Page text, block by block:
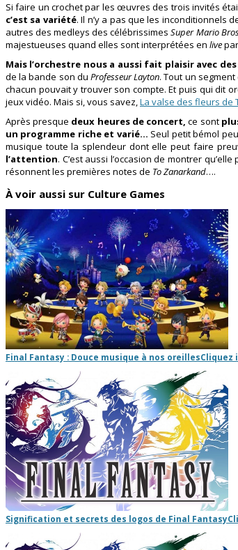
Si faire un crochet par les œuvres des trois invités
c’est sa variété. Il n’y a pas que les inconditionnels
autres des medleys des célébrissimes Super Mario
majestueuses quand elles sont interprétées en live
Mais l’orchestre nous a aussi fait plaisir avec
de la bande son duProfesseur Layton. Tout un
chacun pouvait y trouver son compte. Et puis qui dit
jeux vidéo. Mais si, vous savez,La valse des fleurs de
Après presque deux heures de concert, ce sont
un programme riche et varié… Seul petit bémol
musique toute la splendeur dont elle peut faire
l’attention. C’est aussi l’occasion de montrer
résonnent les premières notes de To Zanarkand….
À voir aussi sur Culture Games
Final Fantasy : Douce musique à nos oreillesCliquez
Signification et secrets des logos de Final Fantasy